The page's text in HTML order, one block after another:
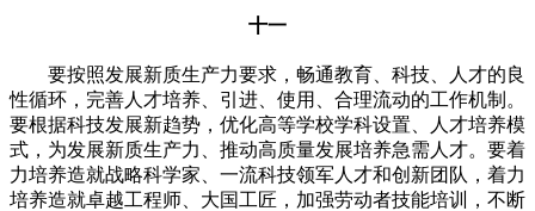
十一
要按照发展新质生产力要求，畅通教育、科技、人才的良
性循环，完善人才培养、引进、使用、合理流动的工作机制。
要根据科技发展新趋势，优化高等学校学科设置、人才培养模
式，为发展新质生产力、推动高质量发展培养急需人才。要着
力培养造就战略科学家、一流科技领军人才和创新团队，着力
培养造就卓越工程师、大国工匠，加强劳动者技能培训，不断